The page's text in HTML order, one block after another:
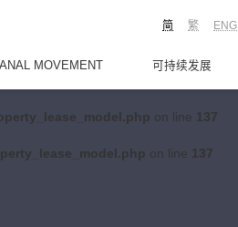
on line 137
on line 137
ENG
繁
简
MOVEMENT 可持续发展